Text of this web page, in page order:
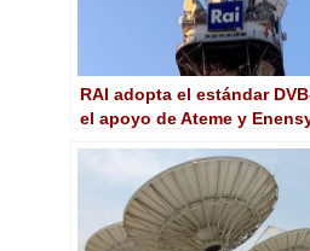
RAI adopta el estándar
el apoyo de Ateme y